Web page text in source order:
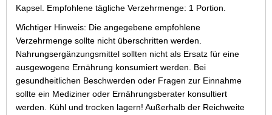
Kapsel. Empfohlene tägliche Verzehrmenge: 1 Portion.
Wichtiger Hinweis: Die angegebene empfohlene
Verzehrmenge sollte nicht überschritten werden.
Nahrungsergänzungsmittel sollten nicht als Ersatz für eine
ausgewogene Ernährung konsumiert werden. Bei
gesundheitlichen Beschwerden oder Fragen zur Einnahme
sollte ein Mediziner oder Ernährungsberater konsultiert
werden. Kühl und trocken lagern! Außerhalb der Reichweite